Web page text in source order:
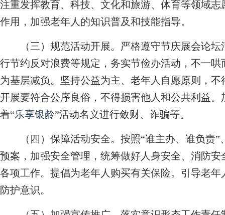
注重发挥教育、科技、文化和旅游、体育等领域
作用，加强老年人的知识普及和技能指导。
（三）规范活动开展。 严格遵守节庆展会论
行节约反对浪费等规定，务实节俭办活动，不一
为基层减负。坚持公益为主、老年人自愿原则，
开展要符合公序良俗，不得损害他人和公共利益
着“乐享银龄”活动名义进行敛财、诈骗等。
（四）保障活动安全。 按照“谁主办、谁负责”
预案，加强安全管理，统筹做好人身安全、消防
各项工作。提倡为老年人购买有关保险。引导老
防护意识。